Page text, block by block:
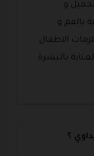
و
بالفم و
الاطفال
بالبشرة
؟